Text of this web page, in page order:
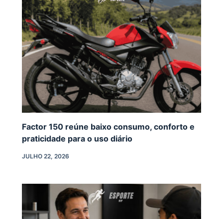
Factor 150 reúne baixo consumo, conforto e
praticidade para o uso diário
JULHO 22, 2026